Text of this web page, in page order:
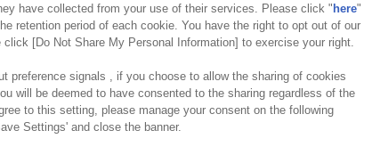
食品のご提供について カスタマーハラスメント対応方針
have collected from your use of their services. Please click " here"
retention period of each cookie. You have the right to opt out of our
[Do Not Share My Personal Information] to exercise your right.
preference signals , if you choose to allow the sharing of cookies
will be deemed to have consented to the sharing regardless of the
to this setting, please manage your consent on the following
Settings' and close the banner.